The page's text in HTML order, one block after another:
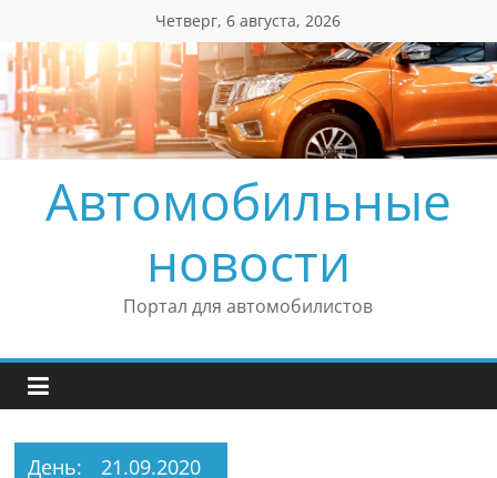
содержимому
Четверг, 6 августа, 2026
Автомобильные
новости
Портал для автомобилистов
День: 21.09.2020